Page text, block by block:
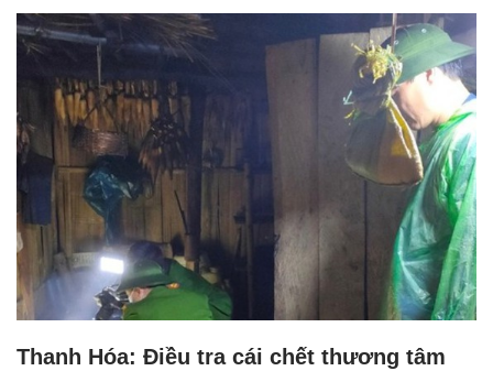
Thanh Hóa: Điều tra cái chết thương tâm